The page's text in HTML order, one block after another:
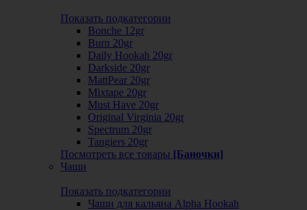
Показать подкатегории
Bonche 12gr
Burn 20gr
Daily Hookah 20gr
Darkside 20gr
MattPear 20gr
Mixtape 20gr
Must Have 20gr
Original Virginia 20gr
Spectrum 20gr
Tangiers 20gr
Посмотреть все товары [Баночки]
Чаши
Показать подкатегории
Чаши для кальяна Alpha Hookah